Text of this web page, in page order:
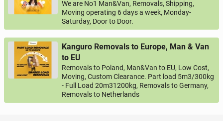
We are No1 Man&Van, Removals, Shipping,
Moving operating 6 days a week, Monday-
Saturday, Door to Door.
Kanguro Removals to Europe, Man & Van
to EU
Removals to Poland, Man&Van to EU, Low Cost,
Moving, Custom Clearance. Part load 5m3/300kg
- Full Load 20m31200kg, Removals to Germany,
Removals to Netherlands